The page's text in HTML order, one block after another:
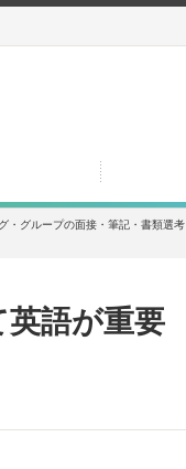
・グループの面接・筆記・書類選考
語が重要